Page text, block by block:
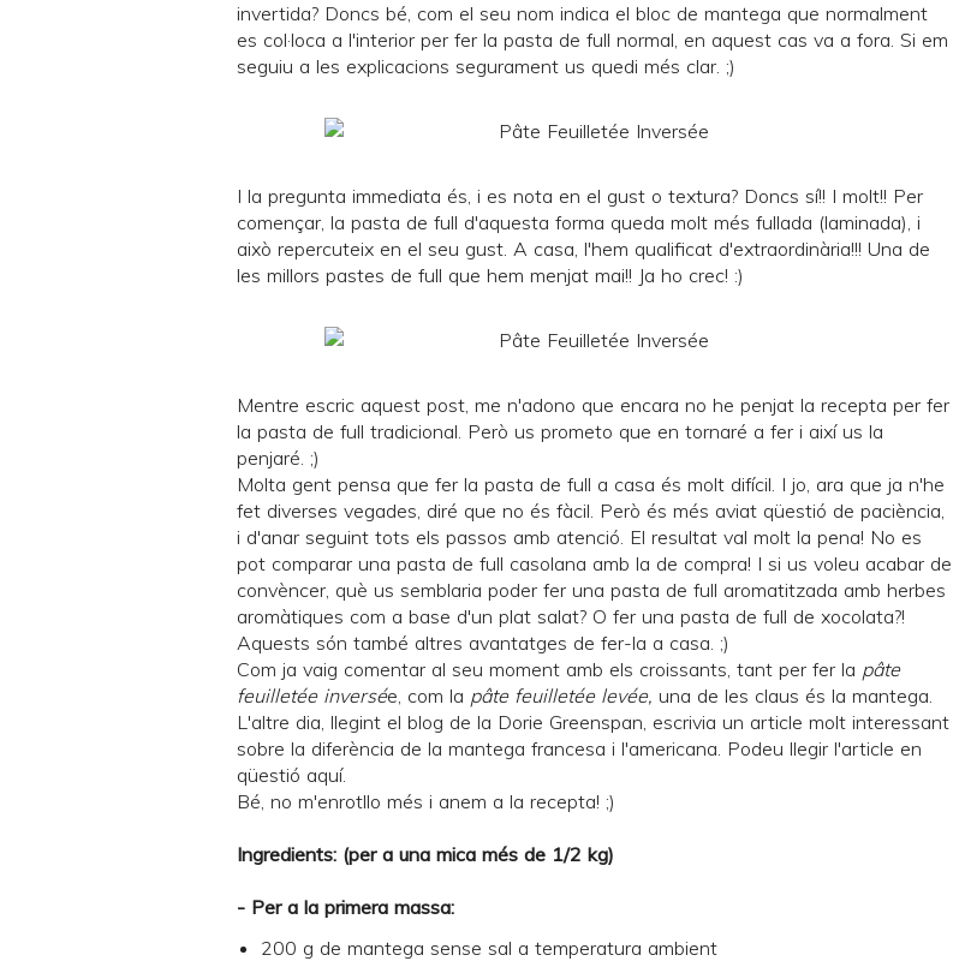
invertida? Doncs bé, com el seu nom indica el bloc de mantega que normalment
es col·loca a l'interior per fer la pasta de full normal, en aquest cas va a fora. Si em
seguiu a les explicacions segurament us quedi més clar. ;)
I la pregunta immediata és, i es nota en el gust o textura? Doncs sí!! I molt!! Per
començar, la pasta de full d'aquesta forma queda molt més fullada (laminada), i
això repercuteix en el seu gust. A casa, l'hem qualificat d'extraordinària!!! Una de
les millors pastes de full que hem menjat mai!! Ja ho crec! :)
Mentre escric aquest post, me n'adono que encara no he penjat la recepta per fer
la pasta de full tradicional. Però us prometo que en tornaré a fer i així us la
penjaré. ;)
Molta gent pensa que fer la pasta de full a casa és molt difícil. I jo, ara que ja n'he
fet diverses vegades, diré que no és fàcil. Però és més aviat qüestió de paciència,
i d'anar seguint tots els passos amb atenció. El resultat val molt la pena! No es
pot comparar una pasta de full casolana amb la de compra! I si us voleu acabar de
convèncer, què us semblaria poder fer una pasta de full aromatitzada amb herbes
aromàtiques com a base d'un plat salat? O fer una pasta de full de xocolata?!
Aquests són també altres avantatges de fer-la a casa. ;)
Com ja vaig comentar al seu moment amb els croissants, tant per fer la pâte
feuilletée inversée, com la pâte feuilletée levée, una de les claus és la mantega.
L'altre dia, llegint el blog de la Dorie Greenspan, escrivia un article molt interessant
sobre la diferència de la mantega francesa i l'americana. Podeu llegir l'article en
qüestió aquí.
Bé, no m'enrotllo més i anem a la recepta! ;)
Ingredients: (per a una mica més de 1/2 kg)
- Per a la primera massa:
200 g de mantega sense sal a temperatura ambient